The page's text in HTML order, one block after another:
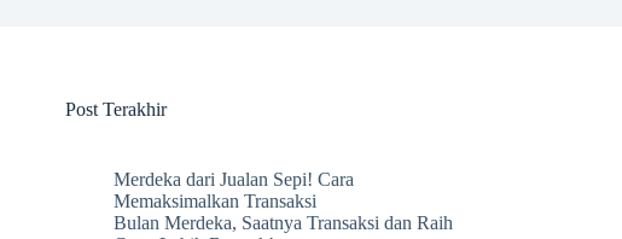
Post Terakhir
Merdeka dari Jualan Sepi! Cara
Memaksimalkan Transaksi
Bulan Merdeka, Saatnya Transaksi dan Raih